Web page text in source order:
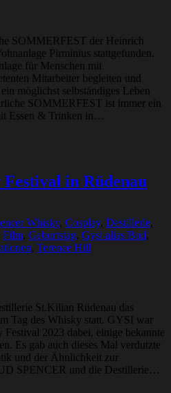
SOMMERFEST der Heinrich
Pirminius stattgefunden.
für Menschen mit
Mitarbeiter begleiten und
möglichst selbständiges Leben
SOMMERFEST ist immer ein
Essen & Trinken in…
in Rüdenau
Whisky, Cosplay, Destillerie,
Film, Geburtstag, Gysi alias Bud,
, Terence Hill
St.Kilian Rüdenau das
Tag des Whisky statt. GYSI war
2023 dabei, einige bekannte
Es gab auch dieses Mal verdutzte
und der Ähnlichkeit zur
SPENCER und die Destillerie…